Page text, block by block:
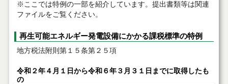
※ここでは特例の一部を紹介しています。提出書類等は関連
ファイルをご覧ください。
再生可能エネルギー発電設備にかかる課税標準の特例
地方税法附則第１５条第２５項
令和２年４月１日から令和６年３月３１日までに取得したも
の